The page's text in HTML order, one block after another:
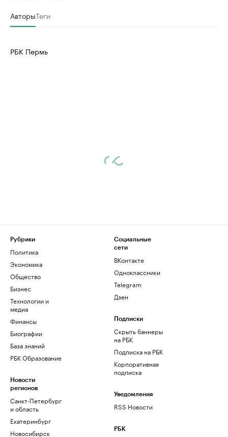
АвторыТеги
РБК Пермь
Рубрики
Политика
Экономика
Общество
Бизнес
Технологии и
медиа
Финансы
Биографии
База знаний
РБК Образование
Новости
регионов
Санкт-Петербург
и область
Екатеринбург
Новосибирск
Социальные
сети
ВКонтакте
Одноклассники
Telegram
Дзен
Подписки
Скрыть баннеры
на РБК
Подписка на РБК
Корпоративная
подписка
Уведомления
RSS Новости
РБК